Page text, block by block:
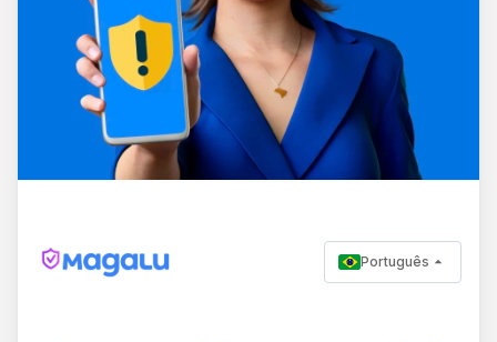
Português